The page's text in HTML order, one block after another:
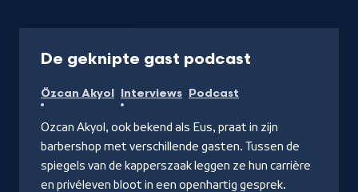
De geknipte gast podcast
via
Spotify
Özcan Akyol Interviews Podcast
Ozcan Akyol, ook bekend als Eus, praat in zijn
barbershop met verschillende gasten. Tussen de
spiegels van de kapperszaak leggen ze hun carrière
en privéleven bloot in een openhartig gesprek.